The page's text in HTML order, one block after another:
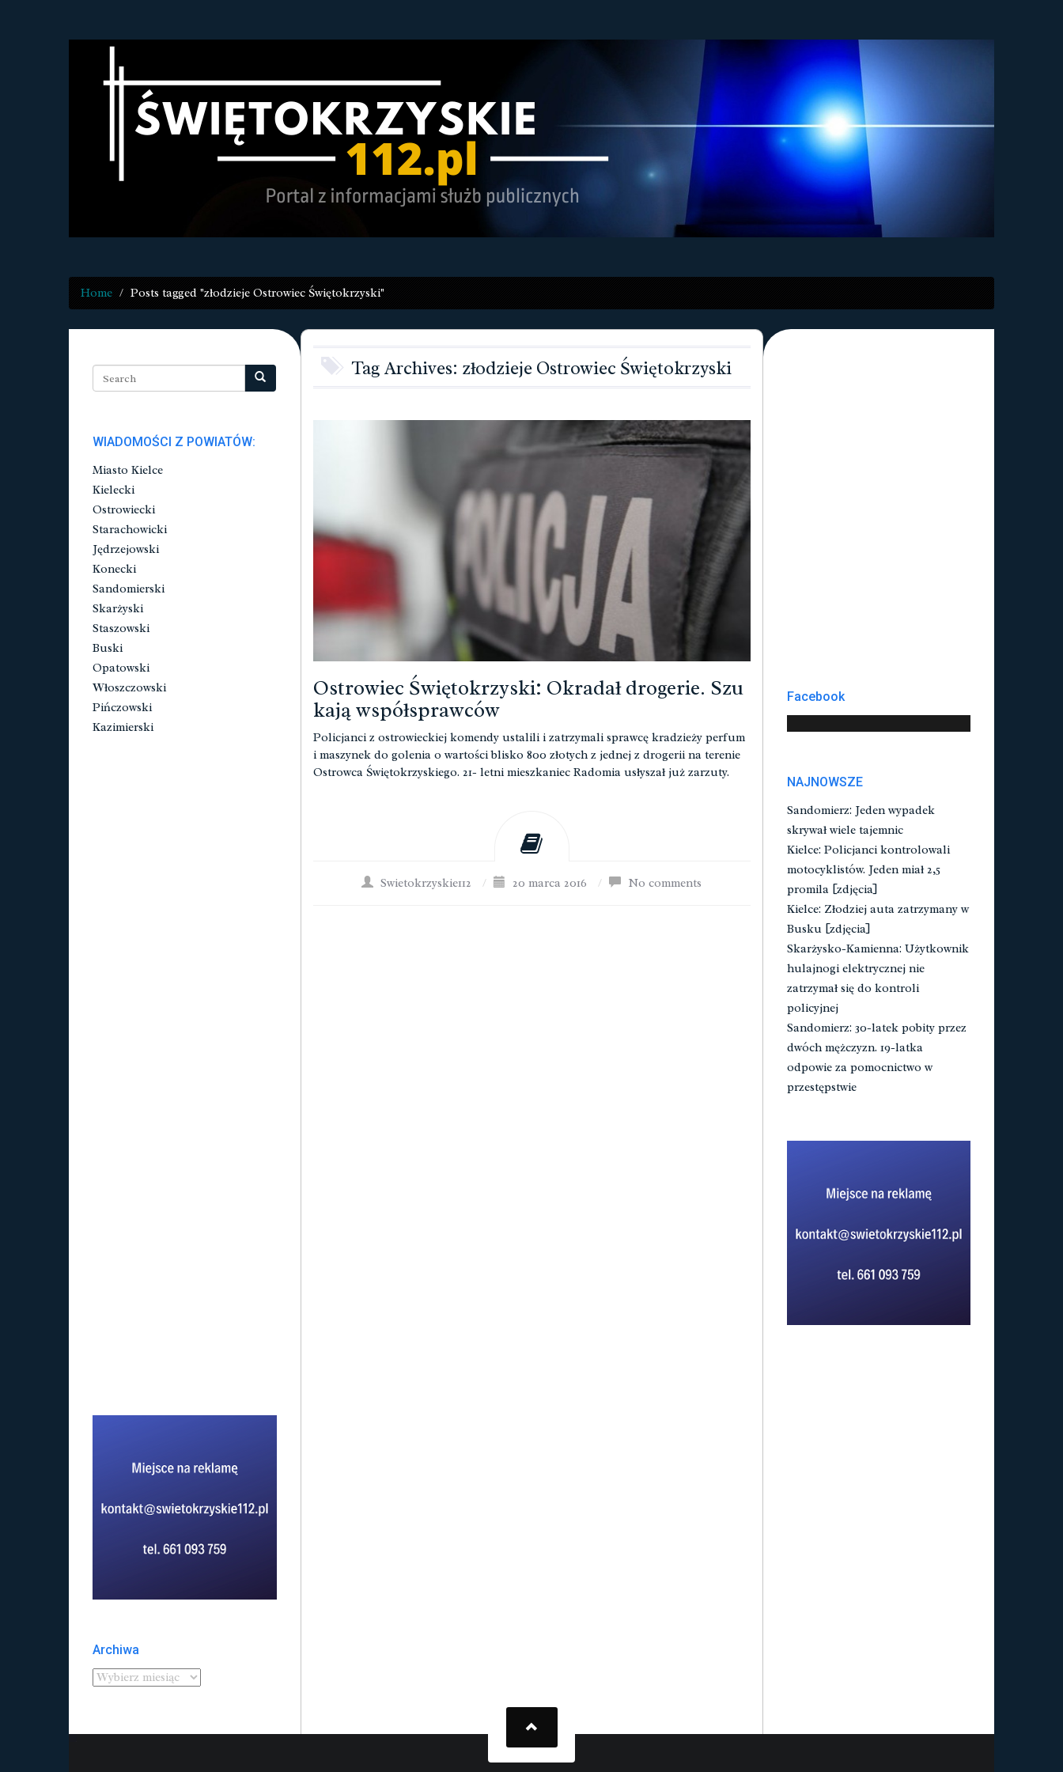
Home Posts tagged "złodzieje Ostrowiec Świętokrzyski"
Tag Archives: złodzieje Ostrowiec Świętokrzyski
Ostrowiec Świętokrzyski: Okradał drogerie. Szu
kają współsprawców
Policjanci z ostrowieckiej komendy ustalili i zatrzymali sprawcę kradzieży perfum
i maszynek do golenia o wartości blisko 800 złotych z jednej z drogerii na terenie
Ostrowca Świętokrzyskiego. 21- letni mieszkaniec Radomia usłyszał już zarzuty.
Swietokrzyskie112 / 20 marca 2016 / No comments
WIADOMOŚCI Z POWIATÓW:
Miasto Kielce
Kielecki
Ostrowiecki
Starachowicki
Jędrzejowski
Konecki
Sandomierski
Skarżyski
Staszowski
Buski
Opatowski
Włoszczowski
Pińczowski
Kazimierski
Archiwa
Facebook
NAJNOWSZE
Sandomierz: Jeden wypadek
skrywał wiele tajemnic
Kielce: Policjanci kontrolowali
motocyklistów. Jeden miał 2,5
promila [zdjęcia]
Kielce: Złodziej auta zatrzymany w
Busku [zdjęcia]
Skarżysko-Kamienna: Użytkownik
hulajnogi elektrycznej nie
zatrzymał się do kontroli
policyjnej
Sandomierz: 30-latek pobity przez
dwóch mężczyzn. 19-latka
odpowie za pomocnictwo w
przestępstwie